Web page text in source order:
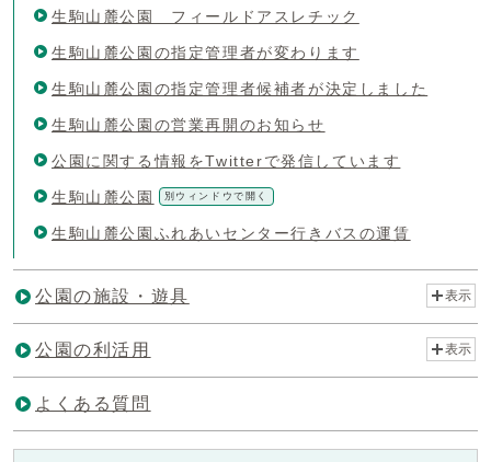
生駒山麓公園 フィールドアスレチック
生駒山麓公園の指定管理者が変わります
生駒山麓公園の指定管理者候補者が決定しました
生駒山麓公園の営業再開のお知らせ
公園に関する情報をTwitterで発信しています
生駒山麓公園 別ウィンドウで開く
生駒山麓公園ふれあいセンター行きバスの運賃
公園の施設・遊具 表示
公園の利活用 表示
よくある質問